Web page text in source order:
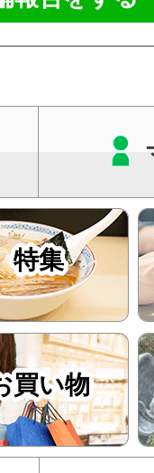
特集
買い物